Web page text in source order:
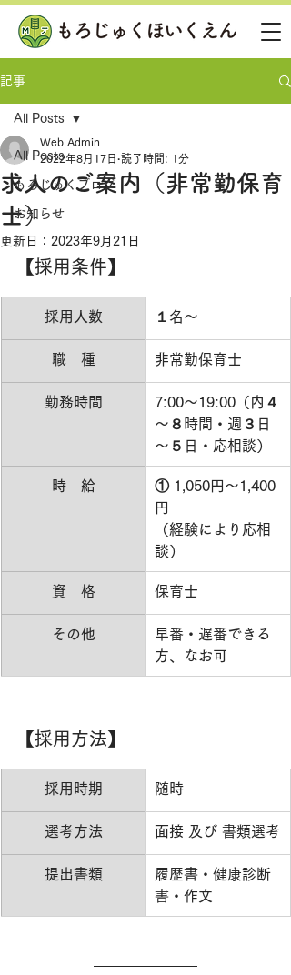
記事
All Posts
もろじゅくブログ
お知らせ
All Posts
求人のご案内（非常勤保育
士）
Web Admin
2022年8月17日 読了時間: 1分
更新日： 2023年9月21日
【採用条件】
​採用人数 １名～
​職　種 ​非常勤保育士
勤務時間
7:00～19:00（内４
～８時間・週３日
～５日・応相談）
時　給
① 1,050円～1,400
円
（経験により応相
談）
資　格 保育士
その他
早番・遅番できる
方、なお可
【採用方法】
採用時期 ​随時
選考方法 面接 及び 書類選考
​提出書類
履歴書・健康診断
書・作文